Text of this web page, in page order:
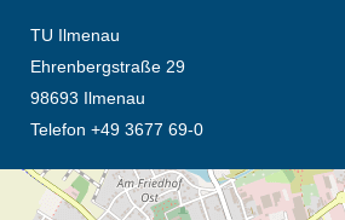
TU Ilmenau
Ehrenbergstraße 29
98693 Ilmenau
Telefon +49 3677 69-0
Öffnet die Anfahrtsbeschreibung in neuem